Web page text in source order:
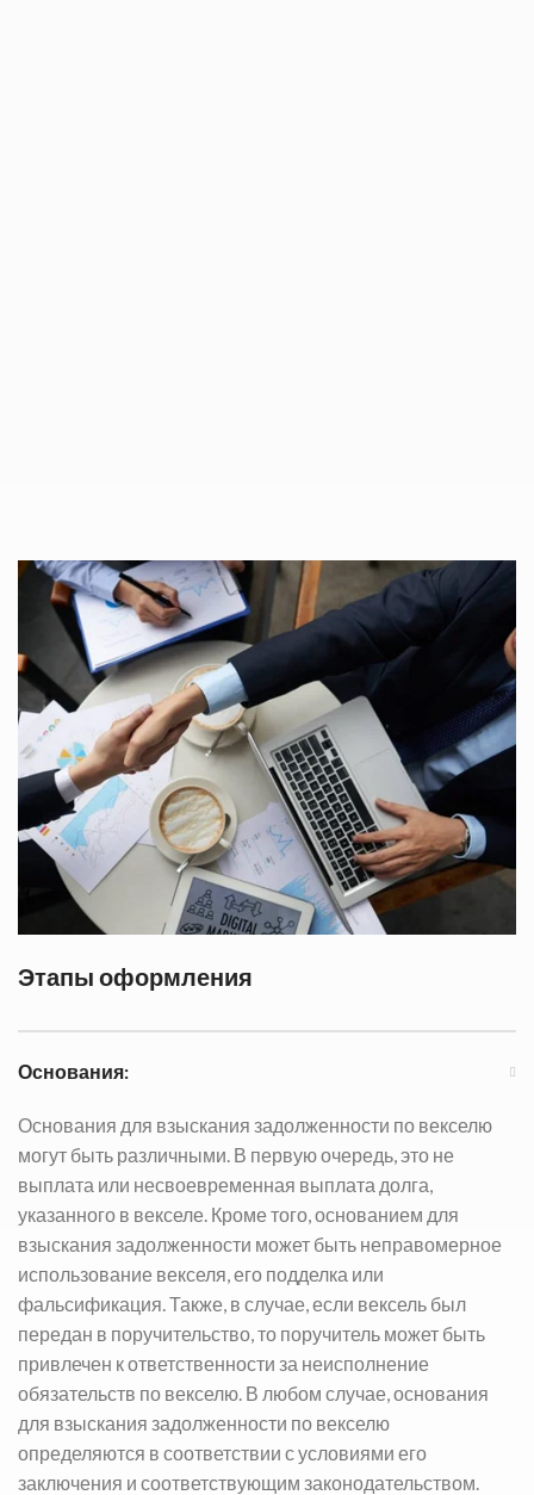
Этапы оформления
Основания:
Основания для взыскания задолженности по векселю
могут быть различными. В первую очередь, это не
выплата или несвоевременная выплата долга,
указанного в векселе. Кроме того, основанием для
взыскания задолженности может быть неправомерное
использование векселя, его подделка или
фальсификация. Также, в случае, если вексель был
передан в поручительство, то поручитель может быть
привлечен к ответственности за неисполнение
обязательств по векселю. В любом случае, основания
для взыскания задолженности по векселю
определяются в соответствии с условиями его
заключения и соответствующим законодательством.